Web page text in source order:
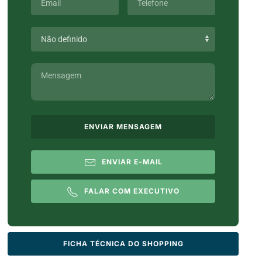
ENVIAR MENSAGEM
ENVIAR E-MAIL
FALAR COM EXECUTIVO
FICHA TÉCNICA DO SHOPPING